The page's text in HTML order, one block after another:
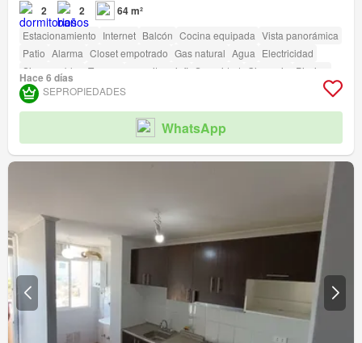
2 2 64 m²
Estacionamiento Internet Balcón Cocina equipada Vista panorámica
Patio Alarma Closet empotrado Gas natural Agua Electricidad
Sin amueblar
Terraza amenity_wi_fi Seguridad Gimnasio
Piscina
Área para niños
Ascensor
Caseta de vigilancia
Hace 6 días
SEPROPIEDADES
WhatsApp